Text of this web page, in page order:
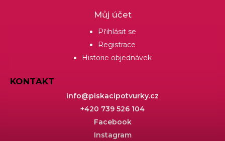
Můj účet
Přihlásit se
Registrace
Historie objednávek
KONTAKT
info@piskacipotvurky.cz
+420 739 526 104
Facebook
Instagram